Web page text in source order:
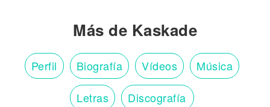
Más de Kaskade
Perfil Biografía Vídeos Música
Letras Discografía